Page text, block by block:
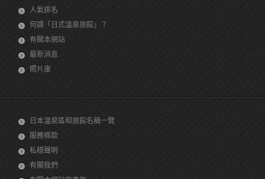
人氣排名
何謂「日式溫泉旅館」？
有關本網站
最新消息
照片庫
日本溫泉區和旅館名稱一覽
服務條款
私穩聲明
有關我們